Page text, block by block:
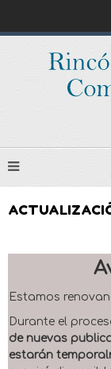
Estamos
Durante el
de nuevas
estarán